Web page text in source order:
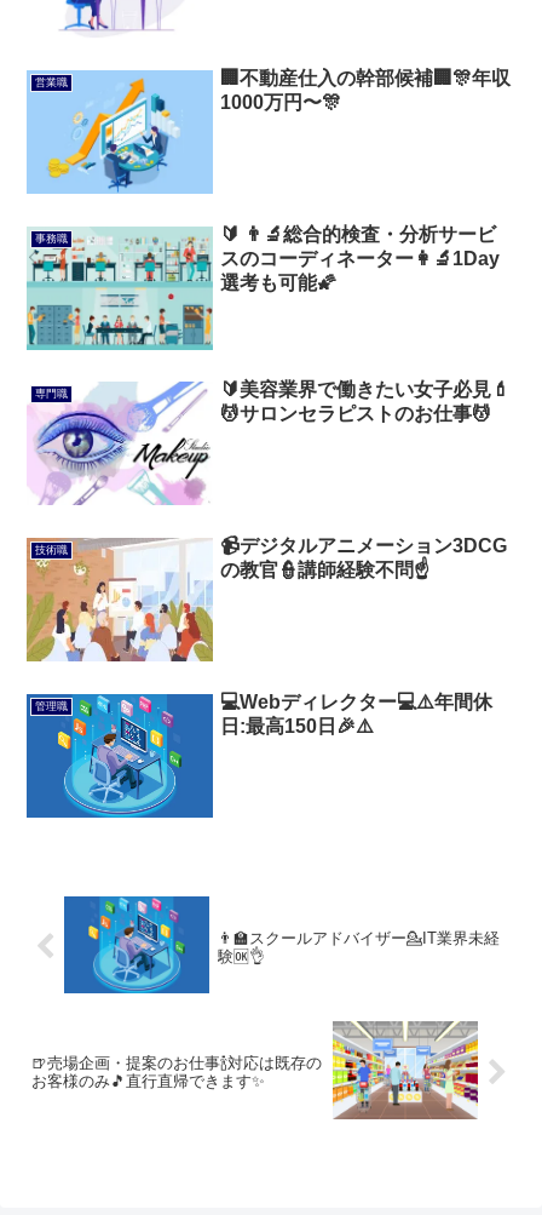
営業職
🏢不動産仕入の幹部候補🏢🎊年収
1000万円〜🎊
事務職
🔰 👨‍🔬総合的検査・分析サービ
スのコーディネーター👩‍🔬1Day
選考も可能🌠
専門職
🔰美容業界で働きたい女子必見💄
💆サロンセラピストのお仕事💆
技術職
📹デジタルアニメーション3DCG
の教官👮講師経験不問☝️
管理職
💻️Webディレクター💻️⚠️年間休
日:最高150日🎉⚠️
👨‍🏫スクールアドバイザー💁IT業界未経
験🆗👌
🍺売場企画・提案のお仕事🍾対応は既存の
お客様のみ🎵直行直帰できます✨